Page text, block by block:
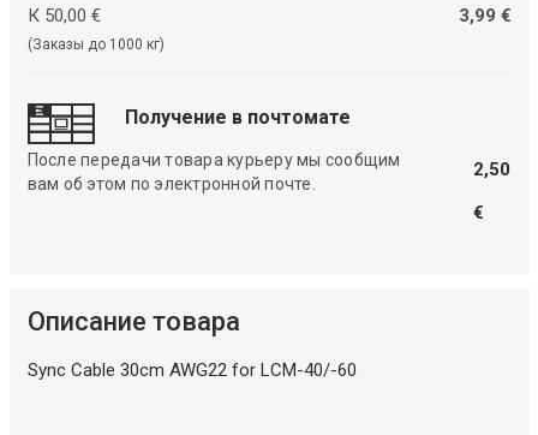
К 50,00 €
(Заказы до 1000 кг)
3,99 €
Получение в почтомате
После передачи товара курьеру мы сообщим
вам об этом по электронной почте.
2,50
€
Описание товара
Sync Cable 30cm AWG22 for LCM-40/-60